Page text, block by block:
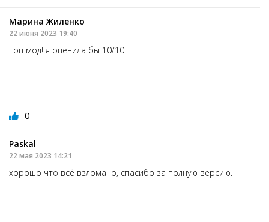
Марина Жиленко
22 июня 2023 19:40
топ мод! я оценила бы 10/10!
0
Paskal
22 мая 2023 14:21
хорошо что всё взломано, спасибо за полную версию.